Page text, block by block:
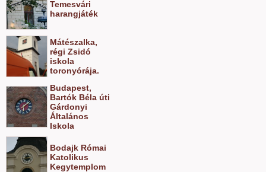
Temesvári
harangjáték
Mátészalka,
régi Zsidó
iskola
toronyórája.
Budapest,
Bartók Béla úti
Gárdonyi
Általános
Iskola
Bodajk Római
Katolikus
Kegytemplom